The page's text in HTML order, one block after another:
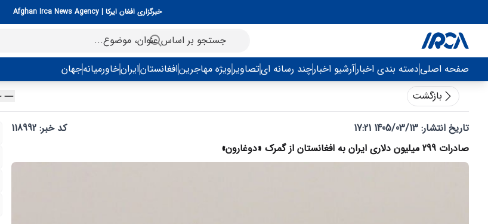
خبرگزاری افغان ایرکا | Afghan Irca News Agency
صفحه اصلیدسته بندی اخبارآرشیو اخبارچند رسانه ایتصاویرویژه مهاجرینافغانستانایرانخاورمیانهجهان
بازگشت
تاریخ انتشار: 1405/03/13 17:21
کد خبر: 118992
صادرات 299 میلیون دلاری ایران به افغانستان از گمرک «دوغارون»